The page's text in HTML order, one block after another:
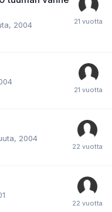
2004
2004